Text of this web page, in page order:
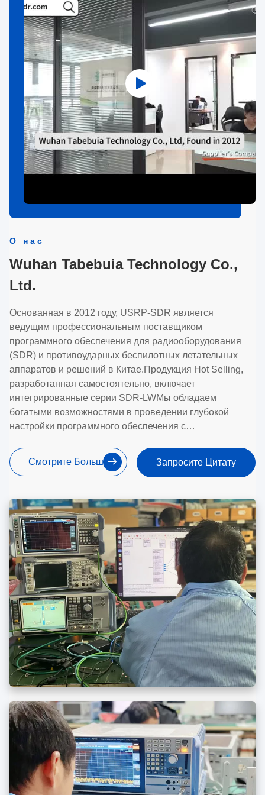
О нас
Wuhan Tabebuia Technology Co.,
Ltd.
Основанная в 2012 году, USRP-SDR является
ведущим профессиональным поставщиком
программного обеспечения для радиооборудования
(SDR) и противоударных беспилотных летательных
аппаратов и решений в Китае.Продукция Hot Selling,
разработанная самостоятельно, включает
интегрированные серии SDR-LWМы обладаем
богатыми возможностями в проведении глубокой
настройки программного обеспечения с
радиокоммуникация, радар и обнаружение,Получение
и анализ радиочастотного
Смотрите Больше Запросите Цитату